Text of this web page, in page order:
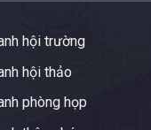
hội trường
hội thảo
phòng họp